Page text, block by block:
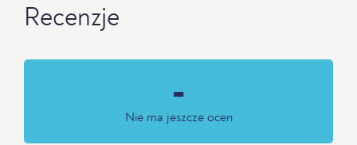
Recenzje
-
Nie ma jeszcze ocen